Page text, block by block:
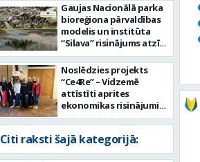
Gaujas Nacionālā parka
bioreģiona pārvaldības
modelis un institūta
“Silava” risinājums atzīti
par piemēriem citiem
Eiropas reģioniem
Noslēdzies projekts
“Ce4Re” – Vidzemē
attīstīti aprites
ekonomikas risinājumi
restorāniem un
stiprināta ēdināšanas
nozare
Citi raksti šajā kategorijā: